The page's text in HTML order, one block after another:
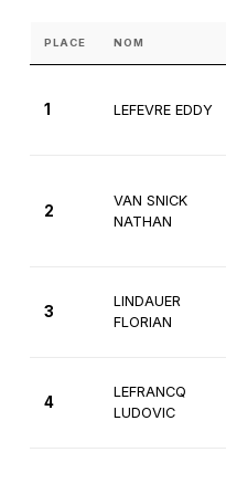
PLACE NOM
1 LEFEVRE EDDY
2
VAN SNICK
NATHAN
3
LINDAUER
FLORIAN
4
LEFRANCQ
LUDOVIC